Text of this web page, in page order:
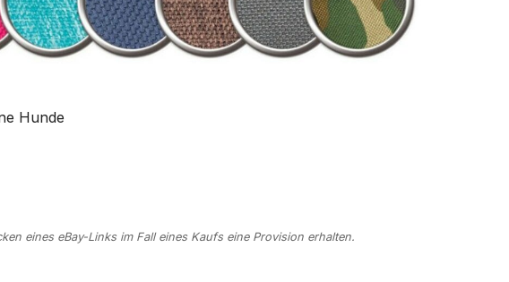
Hunde
eines eBay-Links im Fall eines Kaufs eine Provision erhalten.